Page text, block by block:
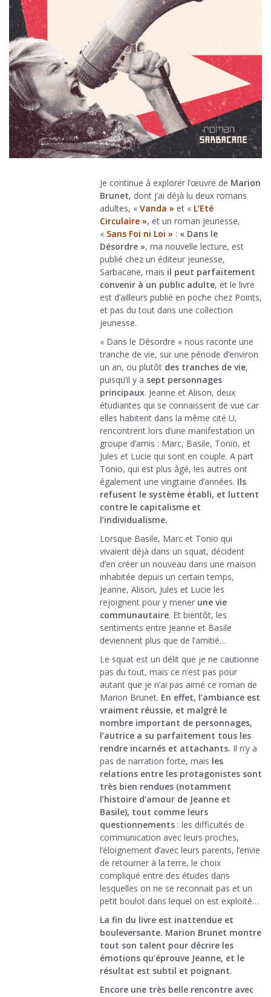
Je continue à explorer l’œuvre de Marion
Brunet, dont j’ai déjà lu deux romans
adultes, « Vanda » et « L’Eté
Circulaire », et un roman jeunesse,
« Sans Foi ni Loi » : « Dans le
Désordre », ma nouvelle lecture, est
publié chez un éditeur jeunesse,
Sarbacane, mais il peut parfaitement
convenir à un public adulte, et le livre
est d’ailleurs publié en poche chez Points,
et pas du tout dans une collection
jeunesse.
« Dans le Désordre » nous raconte une
tranche de vie, sur une période d’environ
un an, ou plutôt des tranches de vie,
puisqu’il y a sept personnages
principaux. Jeanne et Alison, deux
étudiantes qui se connaissent de vue car
elles habitent dans la même cité U,
rencontrent lors d’une manifestation un
groupe d’amis : Marc, Basile, Tonio, et
Jules et Lucie qui sont en couple. A part
Tonio, qui est plus âgé, les autres ont
également une vingtaine d’années. Ils
refusent le système établi, et luttent
contre le capitalisme et
l’individualisme.
Lorsque Basile, Marc et Tonio qui
vivaient déjà dans un squat, décident
d’en créer un nouveau dans une maison
inhabitée depuis un certain temps,
Jeanne, Alison, Jules et Lucie les
rejoignent pour y mener une vie
communautaire. Et bientôt, les
sentiments entre Jeanne et Basile
deviennent plus que de l’amitié…
Le squat est un délit que je ne cautionne
pas du tout, mais ce n’est pas pour
autant que je n’ai pas aimé ce roman de
Marion Brunet. En effet, l’ambiance est
vraiment réussie, et malgré le
nombre important de personnages,
l’autrice a su parfaitement tous les
rendre incarnés et attachants. Il n’y a
pas de narration forte, mais les
relations entre les protagonistes sont
très bien rendues (notamment
l’histoire d’amour de Jeanne et
Basile), tout comme leurs
questionnements : les difficultés de
communication avec leurs proches,
l’éloignement d’avec leurs parents, l’envie
de retourner à la terre, le choix
compliqué entre des études dans
lesquelles on ne se reconnait pas et un
petit boulot dans lequel on est exploité…
La fin du livre est inattendue et
bouleversante. Marion Brunet montre
tout son talent pour décrire les
émotions qu’éprouve Jeanne, et le
résultat est subtil et poignant.
Encore une très belle rencontre avec